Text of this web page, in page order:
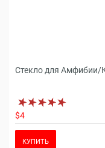
Стекло для Амфибии/
$4
КУПИТЬ